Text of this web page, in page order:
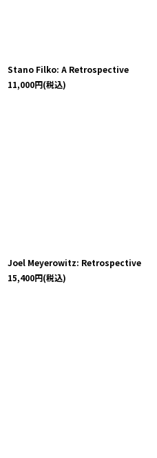
Stano Filko: A Retrospective
11,000円(税込)
Joel Meyerowitz: Retrospective
15,400円(税込)